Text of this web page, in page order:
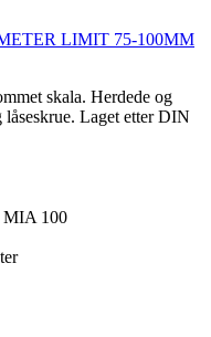
skala. Herdede og
Laget etter DIN
100